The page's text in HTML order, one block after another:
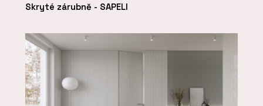
Skryté zárubně - SAPELI